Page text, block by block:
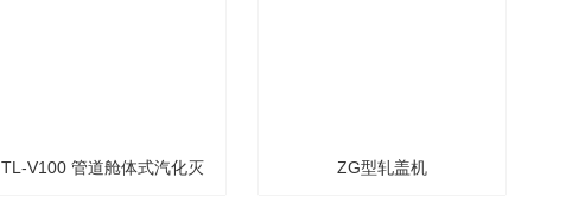
TL-V100 管道舱体式汽化灭 ZG型轧盖机